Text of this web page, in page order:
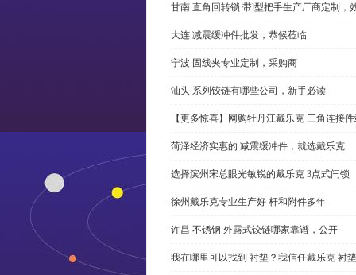
甘南 直角回转锁 带l型把手生产厂商定制，
大连 减震缓冲件批发，恭候莅临
宁波 固线夹专业定制，采购商
汕头 系列铰链有哪些公司，新手必读
【更多惊喜】网购牡丹江戴乐克 三角连接
菏泽经济实惠的 减震缓冲件，就选戴乐克
选择滨州宋总眼光敏锐的戴乐克 3点式闩锁
徐州戴乐克专业生产好 杆和附件多年
许昌 不锈钢 外露式铰链哪家靠谱，公开
我在哪里可以找到 衬垫？我信任戴乐克 衬